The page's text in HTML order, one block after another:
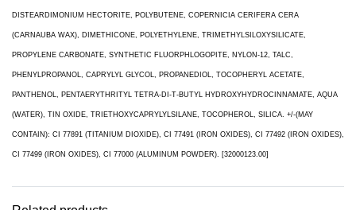
DISTEARDIMONIUM HECTORITE, POLYBUTENE, COPERNICIA CERIFERA CERA
(CARNAUBA WAX), DIMETHICONE, POLYETHYLENE, TRIMETHYLSILOXYSILICATE,
PROPYLENE CARBONATE, SYNTHETIC FLUORPHLOGOPITE, NYLON-12, TALC,
PHENYLPROPANOL, CAPRYLYL GLYCOL, PROPANEDIOL, TOCOPHERYL ACETATE,
PANTHENOL, PENTAERYTHRITYL TETRA-DI-T-BUTYL HYDROXYHYDROCINNAMATE, AQUA
(WATER), TIN OXIDE, TRIETHOXYCAPRYLYLSILANE, TOCOPHEROL, SILICA. +/-(MAY
CONTAIN): CI 77891 (TITANIUM DIOXIDE), CI 77491 (IRON OXIDES), CI 77492 (IRON OXIDES),
CI 77499 (IRON OXIDES), CI 77000 (ALUMINUM POWDER). [32000123.00]